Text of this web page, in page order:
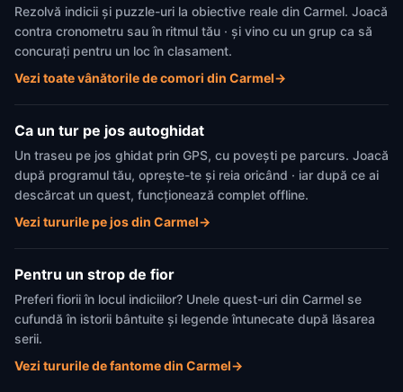
Rezolvă indicii și puzzle-uri la obiective reale din Carmel. Joacă
contra cronometru sau în ritmul tău · și vino cu un grup ca să
concurați pentru un loc în clasament.
Vezi toate vânătorile de comori din Carmel→
Ca un tur pe jos autoghidat
Un traseu pe jos ghidat prin GPS, cu povești pe parcurs. Joacă
după programul tău, oprește-te și reia oricând · iar după ce ai
descărcat un quest, funcționează complet offline.
Vezi tururile pe jos din Carmel→
Pentru un strop de fior
Preferi fiorii în locul indiciilor? Unele quest-uri din Carmel se
cufundă în istorii bântuite și legende întunecate după lăsarea
serii.
Vezi tururile de fantome din Carmel→